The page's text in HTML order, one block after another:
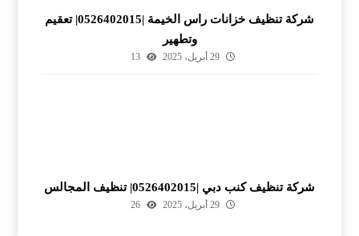
شركة تنظيف خزانات راس الخيمة |0526402015| تعقيم
وتطهير
29 أبريل، 2025 13
شركة تنظيف كنب دبي |0526402015| تنظيف المجالس
29 أبريل، 2025 26